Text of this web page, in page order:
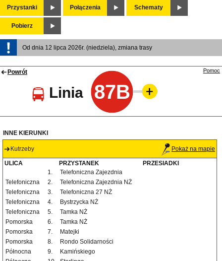
Przystanki Połączenia Schematy
Pobierz
Od dnia 12 lipca 2026r. (niedziela), zmiana trasy
Powrót
Linia 87B
Pomoc
INNE KIERUNKI
Kutrzeby Pokaż na mapie
ULICA PRZYSTANEK
PRZESIADKI
1.
Telefoniczna Zajezdnia
Telefoniczna
2.
Telefoniczna Zajezdnia NŻ
Telefoniczna
3.
Telefoniczna 27 NŻ
Telefoniczna
4.
Bystrzycka NŻ
Telefoniczna
5.
Tamka NŻ
Pomorska
6.
Tamka NŻ
Pomorska
7.
Matejki
Pomorska
8.
Rondo Solidarności
Północna
9.
Kamińskiego